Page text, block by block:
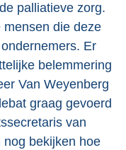
palliatieve zorg.
die deze
Er
belemmering
Van Weyenberg
graag gevoerd
van
bekijken hoe